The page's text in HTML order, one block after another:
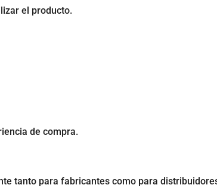
el producto.
de compra.
tanto para fabricantes como para